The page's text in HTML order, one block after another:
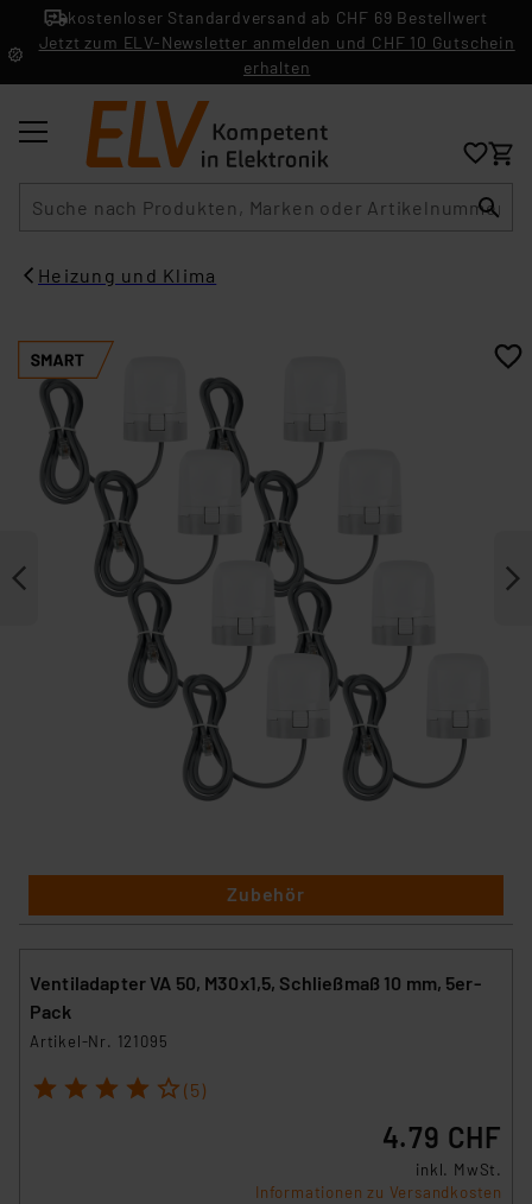
kostenloser Standardversand ab CHF 69 Bestellwert
Jetzt zum ELV-Newsletter anmelden und CHF 10 Gutschein
erhalten
Heizung und Klima
Zubehör
Ventiladapter VA 50, M30x1,5, Schließmaß 10 mm, 5er-
Pack
Artikel-Nr. 121095
1 2 3 4 5 (5)
4.79 CHF
inkl. MwSt.
Informationen zu Versandkosten